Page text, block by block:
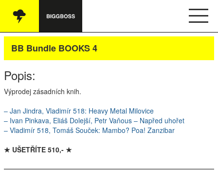
Vše
Audio
Oblečení
Ostatní
English
BB Bundle BOOKS 4
Popis:
Výprodej zásadních knih.
– Jan Jindra, Vladimír 518: Heavy Metal Milovice
– Ivan Pinkava, Eliáš Dolejší, Petr Vaňous – Napřed uhořet
– Vladimír 518, Tomáš Souček: Mambo? Poa! Zanzibar
★ UŠETŘÍTE 510,- ★